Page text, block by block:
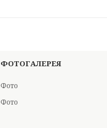
ФОТОГАЛЕРЕЯ
Фото
Фото